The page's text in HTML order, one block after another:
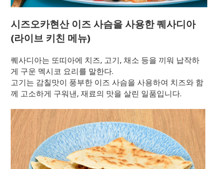
시즈오카현산 이즈 사슴을 사용한 퀘사디아
(라이브 키친 메뉴)
퀘사디아는 또띠아에 치즈, 고기, 채소 등을 끼워 납작하
게 구운 멕시코 요리를 말한다.
고기는 감칠맛이 풍부한 이즈 사슴을 사용하여 치즈와 함
께 고소하게 구워낸, 재료의 맛을 살린 일품입니다.